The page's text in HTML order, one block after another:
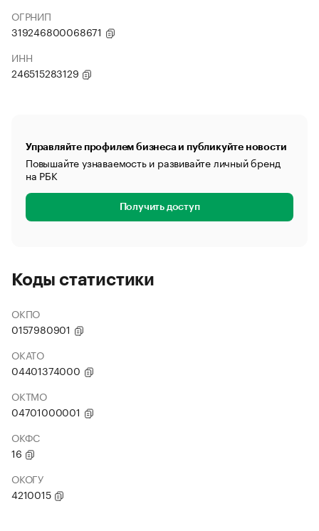
ОГРНИП
319246800068671
ИНН
246515283129
Управляйте профилем бизнеса и публикуйте новости
Повышайте узнаваемость и развивайте личный бренд
на РБК
Получить доступ
Коды статистики
ОКПО
0157980901
ОКАТО
04401374000
ОКТМО
04701000001
ОКФС
16
ОКОГУ
4210015